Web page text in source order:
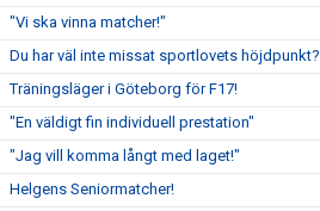
"Vi ska vinna matcher!"
Du har väl inte missat sportlovets höjdpunkt?
Träningsläger i Göteborg för F17!
"En väldigt fin individuell prestation"
"Jag vill komma långt med laget!"
Helgens Seniormatcher!